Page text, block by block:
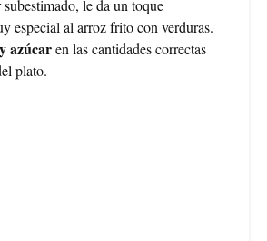
le da un toque
especial al arroz frito con verduras.
azúcaren las cantidades correctas
plato.